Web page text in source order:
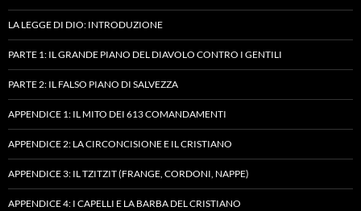
LA LEGGE DI DIO: INTRODUZIONE
PARTE 1: IL GRANDE PIANO DEL DIAVOLO CONTRO I GENTILI
PARTE 2: IL FALSO PIANO DI SALVEZZA
APPENDICE 1: IL MITO DEI 613 COMANDAMENTI
APPENDICE 2: LA CIRCONCISIONE E IL CRISTIANO
APPENDICE 3: IL TZITZIT (FRANGE, CORDONI, NAPPE)
APPENDICE 4: I CAPELLI E LA BARBA DEL CRISTIANO